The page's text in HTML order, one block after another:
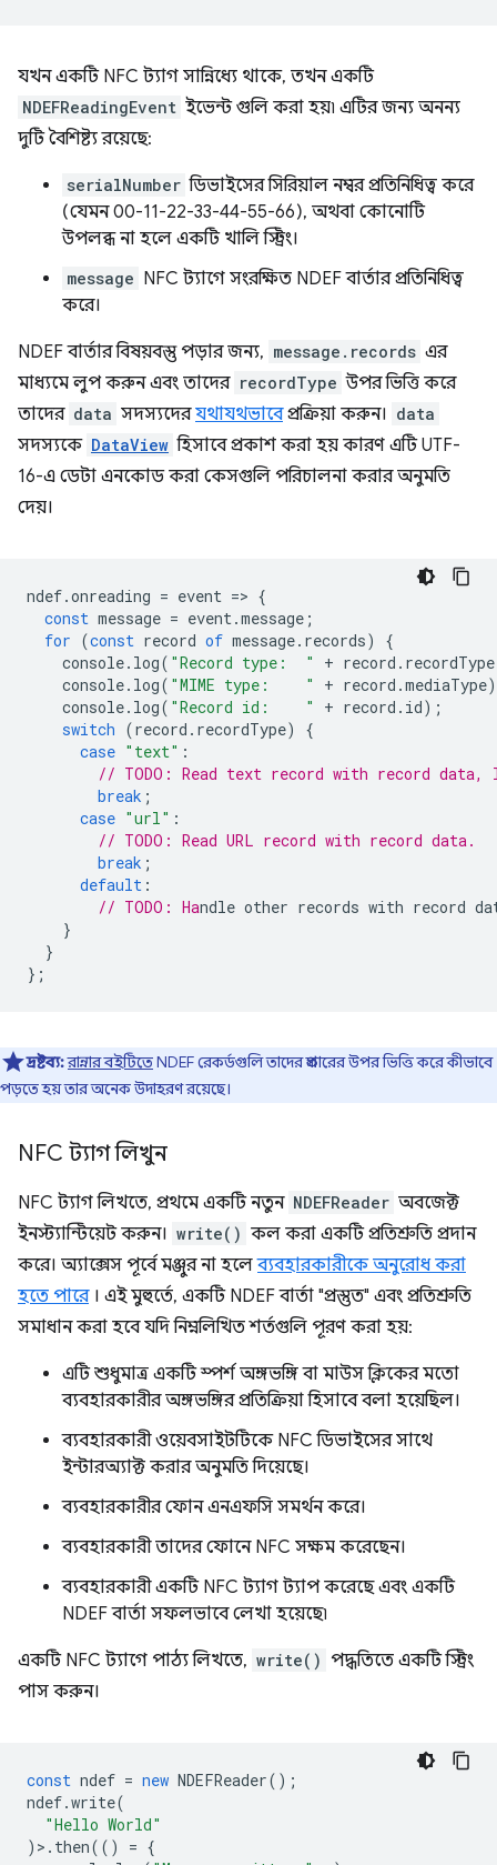
যখন একটি NFC ট্যাগ সান্নিধ্যে থাকে, তখন একটি
NDEFReadingEvent ইভেন্ট গুলি করা হয়৷ এটির জন্য অনন্য
দুটি বৈশিষ্ট্য রয়েছে:
serialNumber ডিভাইসের সিরিয়াল নম্বর প্রতিনিধিত্ব করে
(যেমন 00-11-22-33-44-55-66), অথবা কোনোটি
উপলব্ধ না হলে একটি খালি স্ট্রিং।
message NFC ট্যাগে সংরক্ষিত NDEF বার্তার প্রতিনিধিত্ব
করে।
NDEF বার্তার বিষয়বস্তু পড়ার জন্য, message.records এর
মাধ্যমে লুপ করুন এবং তাদের recordType উপর ভিত্তি করে
তাদের data সদস্যদেরযথাযথভাবেপ্রক্রিয়া করুন। data
সদস্যকে DataView হিসাবে প্রকাশ করা হয় কারণ এটি UTF-
16-এ ডেটা এনকোড করা কেসগুলি পরিচালনা করার অনুমতি
দেয়।
ndef.onreading = event => {
const message = event.message ;
for (const record of message. records)
{
console. log( "Record type:  " + record . recordType
console. log( "MIME type:    " + record .mediaType
console. log( "Record id:    " + record . id);
switch (record . recordType)
{
case "text" :
// TODO: Read text record with record data,
break ;
case "url" :
// TODO: Read URL record with record data.
break ;
default :
// TODO: Ha
}
}
};
দ্রষ্টব্য:রান্নার বইটিতেNDEF রেকর্ডগুলি তাদের প্রকারের উপর ভিত্তি করে কীভাবে
পড়তে হয় তার অনেক উদাহরণ রয়েছে।
NFC ট্যাগ লিখুন
NFC ট্যাগ লিখতে, প্রথমে একটি নতুন NDEFReader অবজেক্ট
ইনস্ট্যান্টিয়েট করুন। write() কল করা একটি প্রতিশ্রুতি প্রদান
করে। অ্যাক্সেস পূর্বে মঞ্জুর না হলেব্যবহারকারীকে অনুরোধ করা
হতে পারে। এই মুহুর্তে, একটি NDEF বার্তা "প্রস্তুত" এবং প্রতিশ্রুতি
সমাধান করা হবে যদি নিম্নলিখিত শর্তগুলি পূরণ করা হয়:
এটি শুধুমাত্র একটি স্পর্শ অঙ্গভঙ্গি বা মাউস ক্লিকের মতো
ব্যবহারকারীর অঙ্গভঙ্গির প্রতিক্রিয়া হিসাবে বলা হয়েছিল।
ব্যবহারকারী ওয়েবসাইটটিকে NFC ডিভাইসের সাথে
ইন্টারঅ্যাক্ট করার অনুমতি দিয়েছে।
ব্যবহারকারীর ফোন এনএফসি সমর্থন করে।
ব্যবহারকারী তাদের ফোনে NFC সক্ষম করেছেন।
ব্যবহারকারী একটি NFC ট্যাগ ট্যাপ করেছে এবং একটি
NDEF বার্তা সফলভাবে লেখা হয়েছে৷
একটি NFC ট্যাগে পাঠ্য লিখতে, write() পদ্ধতিতে একটি স্ট্রিং
পাস করুন।
const ndef = new NDEFReader();
ndef.write(
"Hello World"
)>. then(() = {